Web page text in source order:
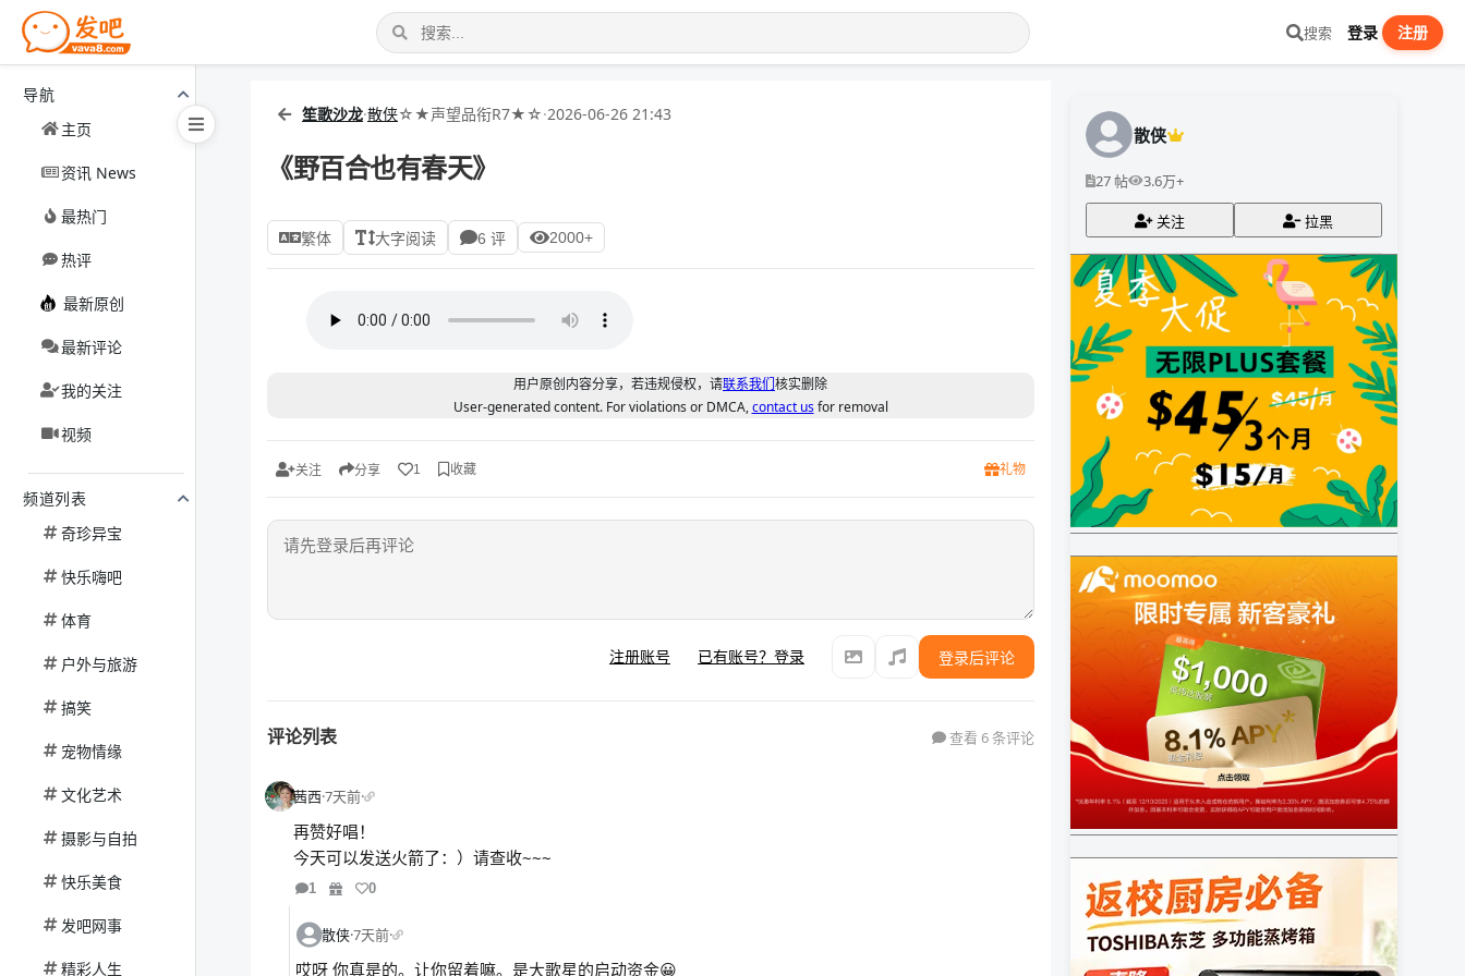
搜索 登录 注册
导航
主页
资讯 News
最热门
热评
最新原创
最新评论
我的关注
视频
频道列表
奇珍异宝
快乐嗨吧
体育
户外与旅游
搞笑
宠物情缘
文化艺术
摄影与自拍
快乐美食
发吧网事
精彩人生
笙歌沙龙·散侠☆★声望品衔R7★☆·2026-06-26 21:43
《野百合也有春天》
繁体 大字阅读 6 评 2000+
用户原创内容分享，若违规侵权，请联系我们核实删除
User-generated content. For violations or DMCA,contact usfor removal
关注 分享 1 收藏 礼物
注册账号 已有账号？登录 登录后评论
评论列表 查看 6 条评论
茜西·7天前·
再赞好唱！
今天可以发送火箭了：）请查收~~~
1 0
散侠·7天前·
哎呀 你真是的。让你留着嘛。是大歌星的启动资金😀
散侠
27 帖 3.6万+
关注 拉黑